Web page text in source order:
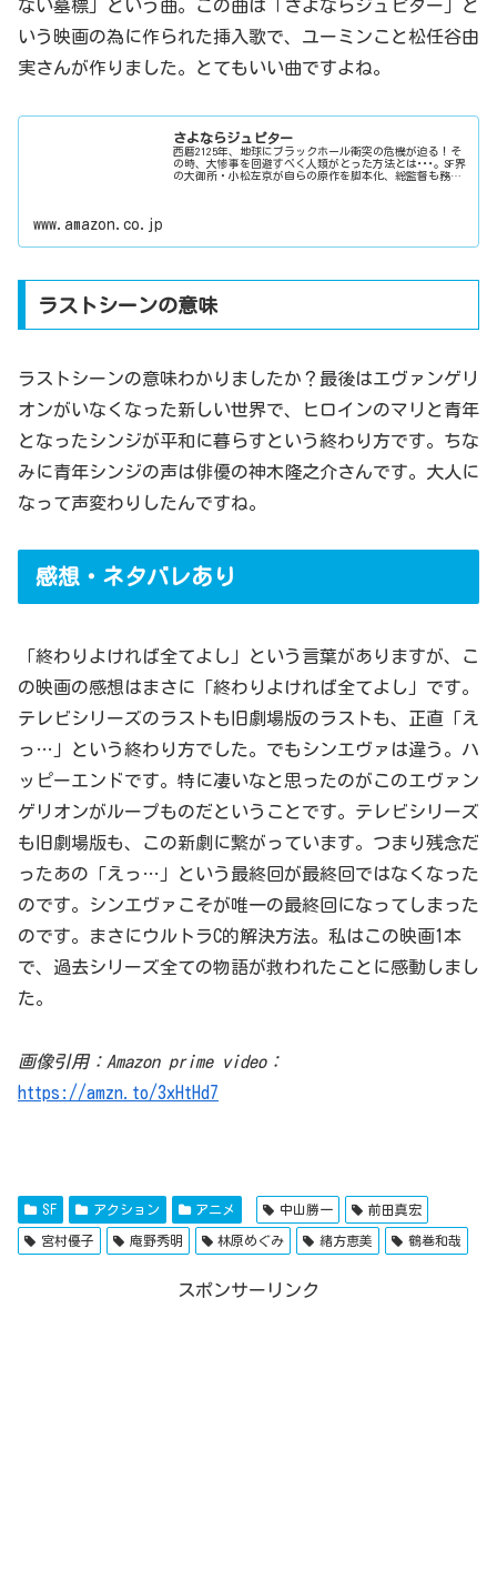
ない墓標」という曲。この曲は「さよならジュピター」と
いう映画の為に作られた挿入歌で、ユーミンこと松任谷由
実さんが作りました。とてもいい曲ですよね。
さよならジュピター
西暦2125年、地球にブラックホール衝突の危機が迫る！そ
の時、大惨事を回避すべく人類がとった方法とは･･･。SF界
の大御所・小松左京が自らの原作を脚本化、総監督も務め
www.amazon.co.jp
ラストシーンの意味
ラストシーンの意味わかりましたか？最後はエヴァンゲリ
オンがいなくなった新しい世界で、ヒロインのマリと青年
となったシンジが平和に暮らすという終わり方です。ちな
みに青年シンジの声は俳優の神木隆之介さんです。大人に
なって声変わりしたんですね。
感想・ネタバレあり
「終わりよければ全てよし」という言葉がありますが、こ
の映画の感想はまさに「終わりよければ全てよし」です。
テレビシリーズのラストも旧劇場版のラストも、正直「え
っ…」という終わり方でした。でもシンエヴァは違う。ハ
ッピーエンドです。特に凄いなと思ったのがこのエヴァン
ゲリオンがループものだということです。テレビシリーズ
も旧劇場版も、この新劇に繋がっています。つまり残念だ
ったあの「えっ…」という最終回が最終回ではなくなった
のです。シンエヴァこそが唯一の最終回になってしまった
のです。まさにウルトラC的解決方法。私はこの映画1本
で、過去シリーズ全ての物語が救われたことに感動しまし
た。
画像引用：Amazon prime video：
https://amzn.to/3xHtHd7
SF アクション アニメ 中山勝一 前田真宏
宮村優子 庵野秀明 林原めぐみ 緒方恵美 鶴巻和哉
スポンサーリンク